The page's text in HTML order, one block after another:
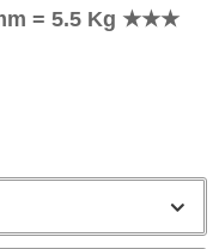
= 5.5 Kg ★★★